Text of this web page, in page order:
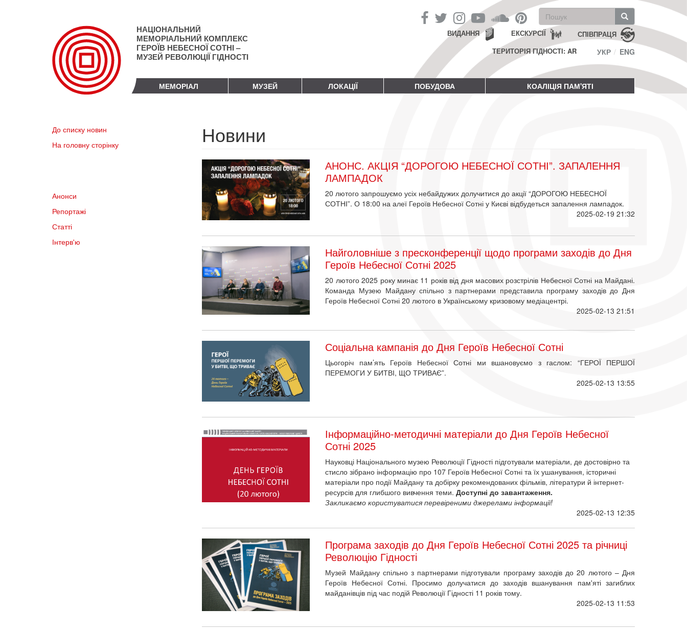
НАЦІОНАЛЬНИЙ
МЕМОРІАЛЬНИЙ КОМПЛЕКС
ГЕРОЇВ НЕБЕСНОЇ СОТНІ –
МУЗЕЙ РЕВОЛЮЦІЇ ГІДНОСТІ
Пошукова
форма
Пошук СПІВПРАЦЯ
ЕКСКУРСІЇ
ВИДАННЯ
ТЕРИТОРІЯ ГІДНОСТІ: AR
УКР ENG
МЕМОРІАЛ МУЗЕЙ ЛОКАЦІЇ ПОБУДОВА КОАЛІЦІЯ ПАМ'ЯТІ
До списку новин
На головну сторінку
Анонси
Репортажі
Статті
Інтерв'ю
Новини
АНОНС. АКЦІЯ “ДОРОГОЮ НЕБЕСНОЇ СОТНІ”. ЗАПАЛЕННЯ
ЛАМПАДОК
20 лютого запрошуємо усіх небайдужих долучитися до акції “ДОРОГОЮ НЕБЕСНОЇ
СОТНІ”. О 18:00 на алеї Героїв Небесної Сотні у Києві відбудеться запалення лампадок.
2025-02-19 21:32
Найголовніше з пресконференції щодо програми заходів до Дня
Героїв Небесної Сотні 2025
20 лютого 2025 року минає 11 років від дня масових розстрілів Небесної Сотні на Майдані.
Команда Музею Майдану спільно з партнерами представила програму заходів до Дня
Героїв Небесної Сотні 20 лютого в Українському кризовому медіацентрі.
2025-02-13 21:51
Соціальна кампанія до Дня Героїв Небесної Сотні
Цьогоріч пам’ять Героїв Небесної Сотні ми вшановуємо з гаслом: “ГЕРОЇ ПЕРШОЇ
ПЕРЕМОГИ У БИТВІ, ЩО ТРИВАЄ”.
2025-02-13 13:55
Інформаційно-методичні матеріали до Дня Героїв Небесної
Сотні 2025
Науковці Національного музею Революції Гідності підготували матеріали, де достовірно та
стисло зібрано інформацію про 107 Героїв Небесної Сотні та їх ушанування, історичні
матеріали про події Майдану та добірку рекомендованих фільмів, літератури й інтернет-
ресурсів для глибшого вивчення теми.Доступні до завантаження.
Закликаємо користуватися перевіреними джерелами інформації!
2025-02-13 12:35
Програма заходів до Дня Героїв Небесної Сотні 2025 та річниці
Революцію Гідності
Музей Майдану спільно з партнерами підготували програму заходів до 20 лютого – Дня
Героїв Небесної Сотні. Просимо долучатися до заходів вшанування пам'яті загиблих
майданівців під час подій Революції Гідності 11 років тому.
2025-02-13 11:53